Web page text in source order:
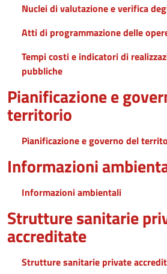
Nuclei di valutazione e verifica
Atti di programmazione delle
Tempi costi e indicatori di
pubbliche
Pianificazione e
territorio
Pianificazione e governo del
Informazioni
Informazioni ambientali
Strutture sanitarie
accreditate
Strutture sanitarie private